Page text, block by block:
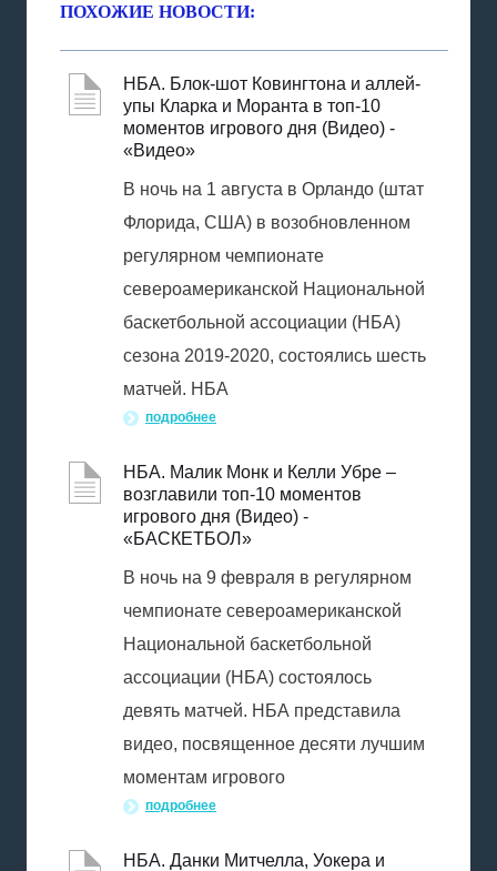
ПОХОЖИЕ НОВОСТИ:
НБА. Блок-шот Ковингтона и аллей-
упы Кларка и Моранта в топ-10
моментов игрового дня (Видео) -
«Видео»
В ночь на 1 августа в Орландо (штат
Флорида, США) в возобновленном
регулярном чемпионате
североамериканской Национальной
баскетбольной ассоциации (НБА)
сезона 2019-2020, состоялись шесть
матчей. НБА
подробнее
НБА. Малик Монк и Келли Убре –
возглавили топ-10 моментов
игрового дня (Видео) -
«БАСКЕТБОЛ»
В ночь на 9 февраля в регулярном
чемпионате североамериканской
Национальной баскетбольной
ассоциации (НБА) состоялось
девять матчей. НБА представила
видео, посвященное десяти лучшим
моментам игрового
подробнее
НБА. Данки Митчелла, Уокера и